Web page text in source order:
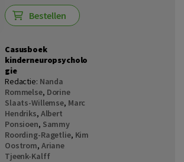
Bestellen
Casusboek
kinderneuropsycholo
gie
Redactie: Nanda
Rommelse, Dorine
Slaats-Willemse, Marc
Hendriks, Albert
Ponsioen, Sammy
Roording-Ragetlie, Kim
Oostrom, Ariane
Tjeenk-Kalff